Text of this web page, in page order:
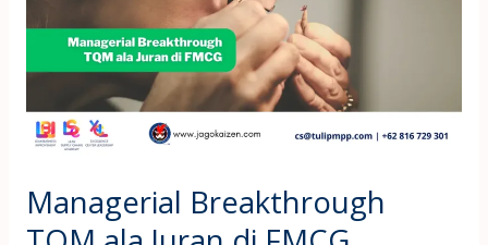
Managerial Breakthrough
ala
Juran
FMCG